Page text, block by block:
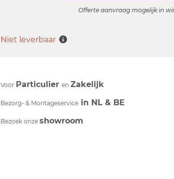
Offerte aanvraag mogelijk in
Niet leverbaar
Voor ParticulierenZakelijk
Bezorg- & Montageservice in NL & BE
Bezoek onzeshowroom